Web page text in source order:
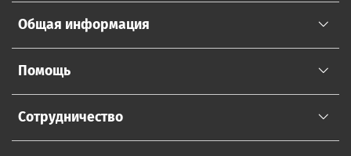
Общая информация
Помощь
Сотрудничество